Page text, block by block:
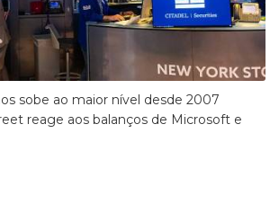
sobe ao maior nível desde 2007
reage aos balanços de Microsoft e